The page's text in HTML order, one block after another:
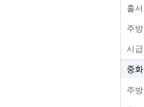
홀
주
시
중
주